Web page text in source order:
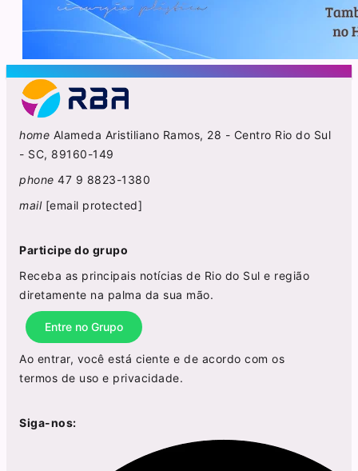
home Alameda Aristiliano Ramos, 28 - Centro Rio do Sul
- SC, 89160-149
phone 47 9 8823-1380
mail [email protected]
Participe do grupo
Receba as principais notícias de Rio do Sul e região
diretamente na palma da sua mão.
Entre no Grupo
Ao entrar, você está ciente e de acordo com os
termos de uso e privacidade.
Siga-nos: